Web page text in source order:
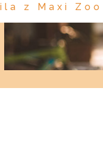
z Maxi Zoo